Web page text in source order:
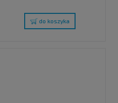
do koszyka